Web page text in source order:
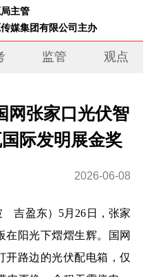
主管
传媒集团有限公司主办
监管 观点
张家口光伏智
际发明展金奖
2026-06-08
盈东）5月26日，张家
在阳光下熠熠生辉。国网
开路边的光伏配电箱，仅